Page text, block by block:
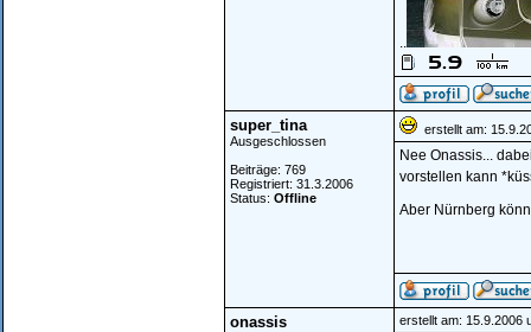
..
super_tina
Ausgeschlossen
Beiträge: 769
Registriert: 31.3.2006
Status: Offline
erstellt am:
Nee Onassis...
vorstellen kann
Aber Nürnberg
onassis erstellt am: 15.9.2006